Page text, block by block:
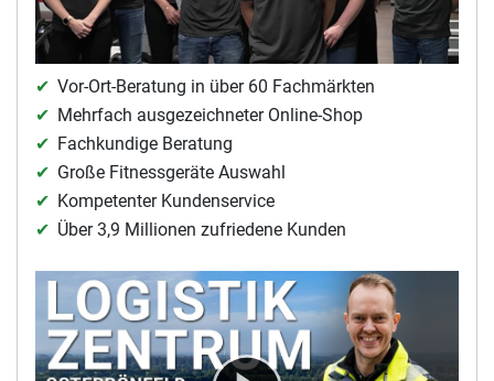
Vor-Ort-Beratung in über 60 Fachmärkten
Mehrfach ausgezeichneter Online-Shop
Große Fitnessgeräte Auswahl
Kompetenter Kundenservice
Über 3,9 Millionen zufriedene Kunden